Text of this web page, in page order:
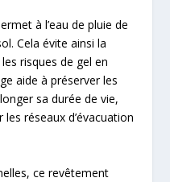
à l’eau de pluie de
Cela évite ainsi la
risques de gel en
aide à préserver les
sa durée de vie,
réseaux d’évacuation
ce revêtement